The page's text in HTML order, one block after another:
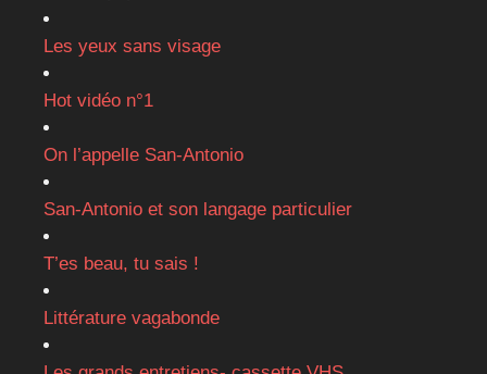
Les yeux sans visage
Hot vidéo n°1
On l’appelle San-Antonio
San-Antonio et son langage particulier
T’es beau, tu sais !
Littérature vagabonde